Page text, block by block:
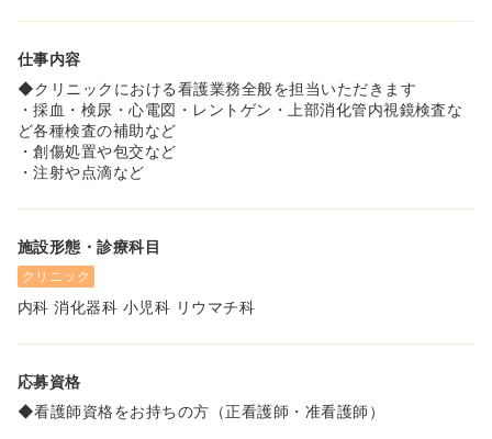
仕事内容
◆クリニックにおける看護業務全般を担当いただきます
・採血・検尿・心電図・レントゲン・上部消化管内視鏡検査な
ど各種検査の補助など
・創傷処置や包交など
・注射や点滴など
施設形態・診療科目
クリニック
内科 消化器科 小児科 リウマチ科
応募資格
◆看護師資格をお持ちの方（正看護師・准看護師）